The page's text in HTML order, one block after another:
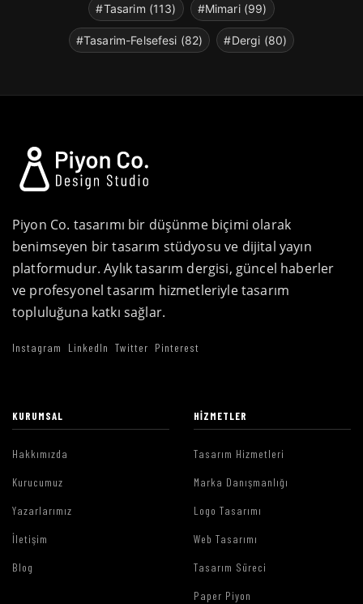
#Tasarim (113) #Mimari (99)
#Tasarim-Felsefesi (82) #Dergi (80)
Piyon Co. tasarımı bir düşünme biçimi olarak
benimseyen bir tasarım stüdyosu ve dijital yayın
platformudur. Aylık tasarım dergisi, güncel haberler
ve profesyonel tasarım hizmetleriyle tasarım
topluluğuna katkı sağlar.
Instagram LinkedIn Twitter Pinterest
KURUMSAL
Hakkımızda
Kurucumuz
Yazarlarımız
İletişim
Blog
HIZMETLER
Tasarım Hizmetleri
Marka Danışmanlığı
Logo Tasarımı
Web Tasarımı
Tasarım Süreci
Paper Piyon